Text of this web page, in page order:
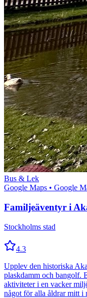
Bus & Lek
Google Maps • Google
Familjeäventyr i
Stockholms stad
4.3
Upplev den historiska
plaskdamm och bangolf.
aktiviteter i en vacker
något för alla åldrar mitt i